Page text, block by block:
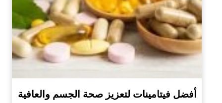
أفضل فيتامينات لتعزيز صحة الجسم والعافية